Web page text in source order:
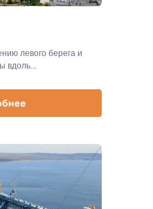
левого берега и
вдоль...